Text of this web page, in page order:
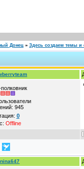
Донец » Здесь создаем темы
945
0
Offline